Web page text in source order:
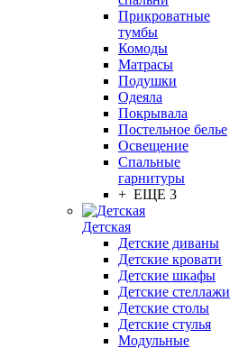
Прикроватные
тумбы
Комоды
Матрасы
Подушки
Одеяла
Покрывала
Постельное белье
Освещение
Спальные
гарнитуры
+ ЕЩЕ 3
Детская
Детские диваны
Детские кровати
Детские шкафы
Детские стеллажи
Детские столы
Детские стулья
Модульные